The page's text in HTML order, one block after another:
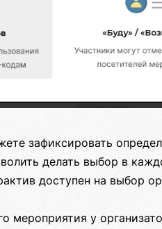
зафиксировать
делать выбор в
доступен на выбор
мероприятия у